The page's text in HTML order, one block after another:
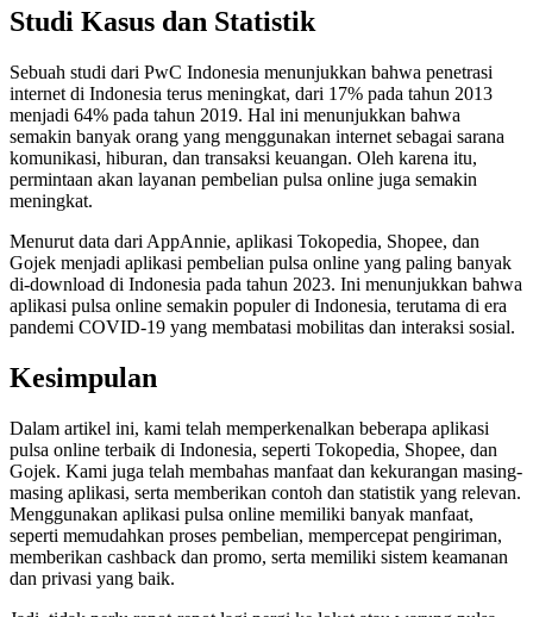
Studi Kasus dan Statistik
Sebuah studi dari PwC Indonesia menunjukkan bahwa penetrasi
internet di Indonesia terus meningkat, dari 17% pada tahun 2013
menjadi 64% pada tahun 2019. Hal ini menunjukkan bahwa
semakin banyak orang yang menggunakan internet sebagai sarana
komunikasi, hiburan, dan transaksi keuangan. Oleh karena itu,
permintaan akan layanan pembelian pulsa online juga semakin
meningkat.
Menurut data dari AppAnnie, aplikasi Tokopedia, Shopee, dan
Gojek menjadi aplikasi pembelian pulsa online yang paling banyak
di-download di Indonesia pada tahun 2023. Ini menunjukkan bahwa
aplikasi pulsa online semakin populer di Indonesia, terutama di era
pandemi COVID-19 yang membatasi mobilitas dan interaksi sosial.
Kesimpulan
Dalam artikel ini, kami telah memperkenalkan beberapa aplikasi
pulsa online terbaik di Indonesia, seperti Tokopedia, Shopee, dan
Gojek. Kami juga telah membahas manfaat dan kekurangan masing-
masing aplikasi, serta memberikan contoh dan statistik yang relevan.
Menggunakan aplikasi pulsa online memiliki banyak manfaat,
seperti memudahkan proses pembelian, mempercepat pengiriman,
memberikan cashback dan promo, serta memiliki sistem keamanan
dan privasi yang baik.